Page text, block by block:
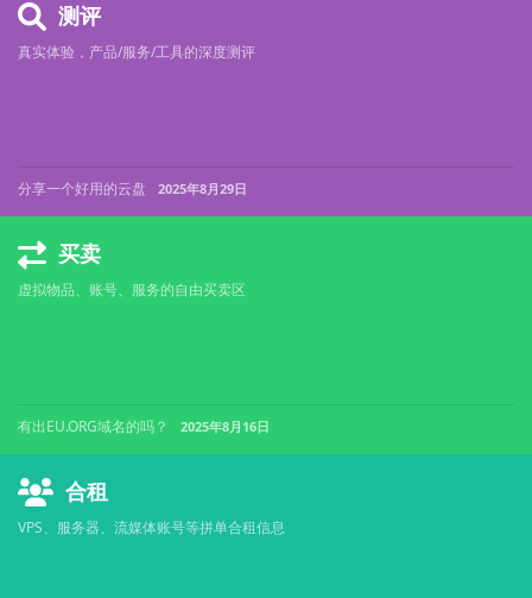
测评
真实体验，产品/服务/工具的深度测评
分享一个好用的云盘 2025年8月29日
买卖
虚拟物品、账号、服务的自由买卖区
有出EU.ORG域名的吗？ 2025年8月16日
合租
VPS、服务器、流媒体账号等拼单合租信息